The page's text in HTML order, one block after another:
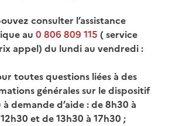
consulter l’assistance
au 0 806 809 115 ( service
appel) du lundi au vendredi :
toutes questions liées à des
générales sur le dispositif
à demande d’aide : de 8h30 à
12h30 et de 13h30 à 17h30 ;